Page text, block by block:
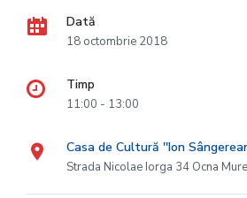
Dată
18 octombrie 2018
Timp
11:00 - 13:00
Casa de Cultură ''Ion
Strada Nicolae Iorga 34 Ocna